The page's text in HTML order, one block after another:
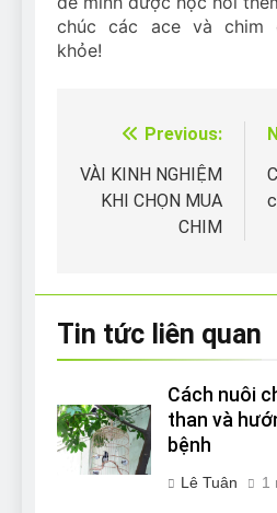
chúc các ace và chim
khỏe!
Điều
hướng
Previous:
VÀI KINH NGHIỆM
KHI CHỌN MUA
CHIM
Tin tức liên quan
Cách nuôi
than và
bệnh
Lê Tuân 1